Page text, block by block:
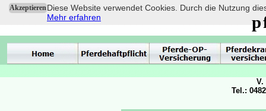
AkzeptierenDiese Website verwendet Cookies. Durch die Nutzung
Mehr erfahren
V.
Tel.: